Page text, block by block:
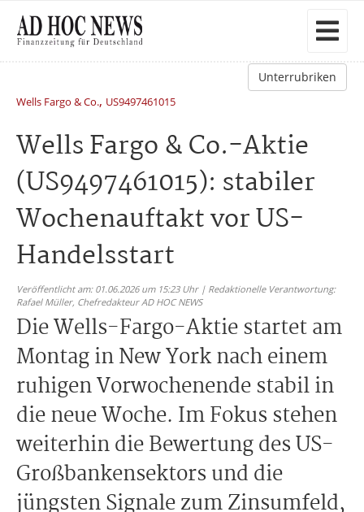
Unterrubriken
Wells Fargo & Co., US9497461015
Wells Fargo & Co.-Aktie
(US9497461015): stabiler
Wochenauftakt vor US-
Handelsstart
Veröffentlicht am: 01.06.2026 um 15:23 Uhr | Redaktionelle Verantwortung:
Rafael Müller, Chefredakteur AD HOC NEWS
Die Wells-Fargo-Aktie startet am
Montag in New York nach einem
ruhigen Vorwochenende stabil in
die neue Woche. Im Fokus stehen
weiterhin die Bewertung des US-
Großbankensektors und die
jüngsten Signale zum Zinsumfeld,